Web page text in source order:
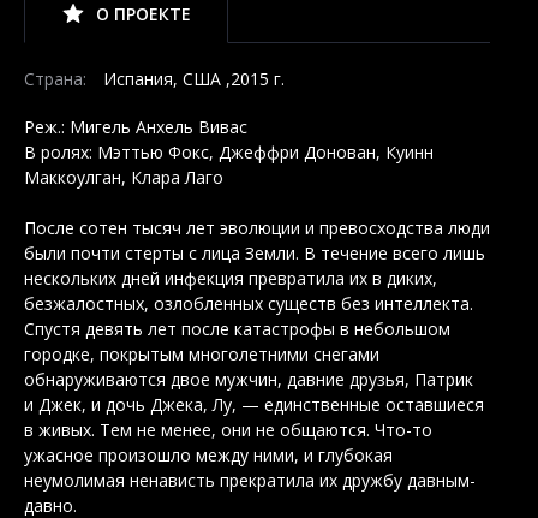
О ПРОЕКТЕ
Страна: Испания, США ,2015 г.
Реж.: Мигель Анхель Вивас
В ролях: Мэттью Фокс, Джеффри Донован, Куинн
Маккоулган, Клара Лаго
После сотен тысяч лет эволюции и превосходства люди
были почти стерты с лица Земли. В течение всего лишь
нескольких дней инфекция превратила их в диких,
безжалостных, озлобленных существ без интеллекта.
Спустя девять лет после катастрофы в небольшом
городке, покрытым многолетними снегами
обнаруживаются двое мужчин, давние друзья, Патрик
и Джек, и дочь Джека, Лу, — единственные оставшиеся
в живых. Тем не менее, они не общаются. Что-то
ужасное произошло между ними, и глубокая
неумолимая ненависть прекратила их дружбу давным-
давно.